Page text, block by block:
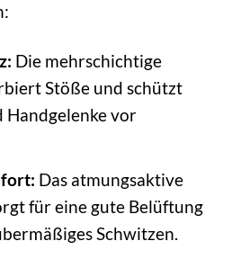
Die mehrschichtige
Stöße und schützt
Handgelenke vor
Das atmungsaktive
für eine gute Belüftung
Schwitzen.